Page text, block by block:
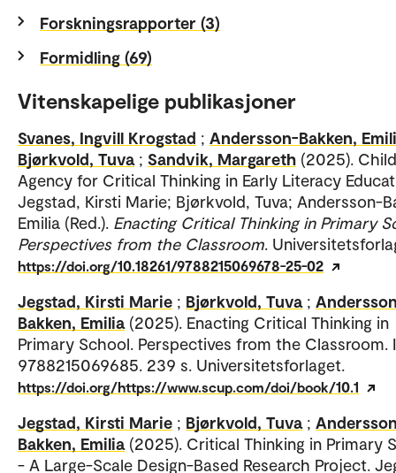
Forskningsrapporter (3)
Formidling (69)
Vitenskapelige publikasjoner
Svanes, Ingvill Krogstad ; Andersson-Bakken,
Bjørkvold, Tuva ; Sandvik, Margareth (2025).
Agency for Critical Thinking in Early Literacy
Jegstad, Kirsti Marie; Bjørkvold, Tuva; Andersson-
Emilia (Red.). Enacting Critical Thinking in Primary
Perspectives from the Classroom.
https://doi.org/10.18261/9788215069678-25-02
Jegstad, Kirsti Marie ; Bjørkvold, Tuva ;
Bakken, Emilia (2025). Enacting Critical Thinking in
Primary School. Perspectives from the Classroom.
9788215069685. 239 s. Universitetsforlaget.
https://doi.org/https://www.scup.com/doi/book/10.1
Jegstad, Kirsti Marie ; Bjørkvold, Tuva ;
Bakken, Emilia (2025). Critical Thinking in Primary
- A Large-Scale Design-Based Research Project.